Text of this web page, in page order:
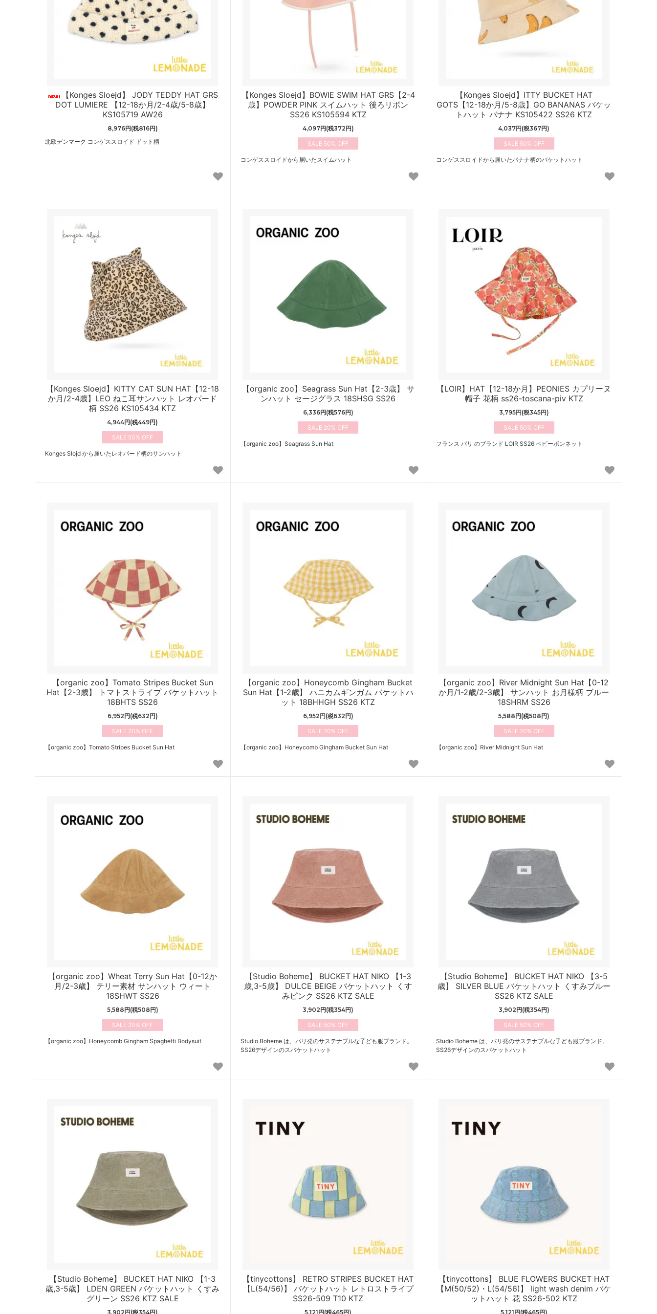
【Konges Sloejd】 JODY TEDDY HAT GRS
DOT LUMIERE 【12-18か月/2-4歳/5-8歳】
KS105719 AW26
8,976円(税816円)
北欧デンマーク コンゲススロイド ドット柄
【Konges Sloejd】BOWIE SWIM HAT GRS【2-4
歳】POWDER PINK スイムハット 後ろリボン
SS26 KS105594 KTZ
4,097円(税372円)
50%
コンゲススロイドから届いたスイムハット
【Konges Sloejd】ITTY BUCKET HAT
GOTS【12-18か月/5-8歳】GO BANANAS バケッ
トハット バナナ KS105422 SS26 KTZ
4,037円(税367円)
50%
コンゲススロイドから届いたバナナ柄のバケットハット
【Konges Sloejd】KITTY CAT SUN HAT【12-18
か月/2-4歳】LEO ねこ耳サンハット レオパード
柄 SS26 KS105434 KTZ
4,944円(税449円)
50%
Konges Slojd から届いたレオパード柄のサンハット
【organic zoo】Seagrass Sun Hat【2-3歳】 サ
ンハット セージグラス 18SHSG SS26
6,336円(税576円)
20%
【organic zoo】Seagrass Sun Hat
【LOIR】HAT【12-18か月】PEONIES カプリーヌ
帽子 花柄 ss26-toscana-piv KTZ
3,795円(税345円)
50%
フランス パリ のブランド LOIR SS26 ベビーボンネット
【organic zoo】Tomato Stripes Bucket Sun
Hat【2-3歳】 トマトストライプ バケットハット
18BHTS SS26
6,952円(税632円)
20%
【organic zoo】Tomato Stripes Bucket Sun Hat
【organic zoo】Honeycomb Gingham Bucket
Sun Hat【1-2歳】 ハニカムギンガム バケットハ
ット 18BHHGH SS26 KTZ
6,952円(税632円)
20%
【organic zoo】Honeycomb Gingham Bucket Sun Hat
【organic zoo】River Midnight Sun Hat【0-12
か月/1-2歳/2-3歳】 サンハット お月様柄 ブルー
18SHRM SS26
5,588円(税508円)
20%
【organic zoo】River Midnight Sun Hat
【organic zoo】Wheat Terry Sun Hat【0-12か
月/2-3歳】 テリー素材 サンハット ウィート
18SHWT SS26
5,588円(税508円)
20%
【organic zoo】Honeycomb Gingham Spaghetti Bodysuit
【Studio Boheme】 BUCKET HAT NIKO 【1-3
歳,3-5歳】 DULCE BEIGE バケットハット くす
みピンク SS26 KTZ SALE
3,902円(税354円)
50%
Studio Boheme は、パリ発のサステナブルな子ども服ブランド。
SS26デザインのスバケットハット
【Studio Boheme】 BUCKET HAT NIKO 【3-5
歳】 SILVER BLUE バケットハット くすみブルー
SS26 KTZ SALE
3,902円(税354円)
50%
Studio Boheme は、パリ発のサステナブルな子ども服ブランド。
SS26デザインのスバケットハット
【Studio Boheme】 BUCKET HAT NIKO 【1-3
歳,3-5歳】 LDEN GREEN バケットハット くすみ
グリーン SS26 KTZ SALE
3,902円(税354円)
【tinycottons】 RETRO STRIPES BUCKET HAT
【L(54/56)】 バケットハット レトロストライプ
SS26-509 T10 KTZ
5,121円(税465円)
【tinycottons】 BLUE FLOWERS BUCKET HAT
【M(50/52)・L(54/56)】 light wash denim バケ
ットハット 花 SS26-502 KTZ
5,121円(税465円)